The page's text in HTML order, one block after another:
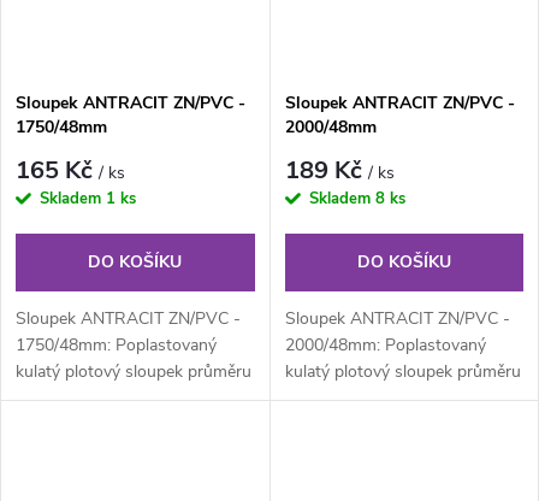
Sloupek ANTRACIT ZN/PVC -
1750/48mm
165 Kč/ ks
Skladem 1 ks
DO KOŠÍKU
Sloupek ANTRACIT ZN/PVC -
1750/48mm: Poplastovaný
kulatý plotový sloupek průměru
48 mm, výška 175 cm. Plotový
Sloupek ANTRACIT ZN/PVC -
2000/48mm
189 Kč/ ks
Skladem 8 ks
DO KOŠÍKU
Sloupek ANTRACIT ZN/PVC -
2000/48mm: Poplastovaný
kulatý plotový sloupek průměru
48 mm, výška 200 cm. Plotový